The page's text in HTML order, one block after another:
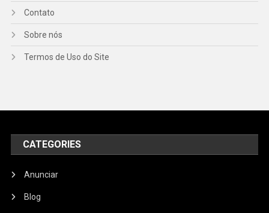
Contato
Sobre nós
Termos de Uso do Site
CATEGORIES
Anunciar
Blog